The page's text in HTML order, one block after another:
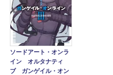
ソードアート・オンラ
イン オルタナティ
ブ ガンゲイル・オン